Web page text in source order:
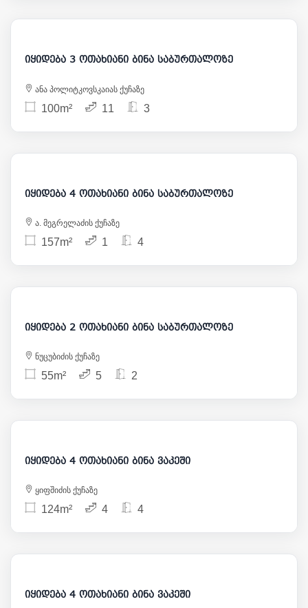
150 000
იყიდება 3 ოთახიანი ბინა საბურთალოზე
ანა პოლიტკოვსკაიას ქუჩაზე
100m² 11 3
220 000
იყიდება 4 ოთახიანი ბინა საბურთალოზე
ა. მეგრელაძის ქუჩაზე
157m² 1 4
99 000
იყიდება 2 ოთახიანი ბინა საბურთალოზე
ნუცუბიძის ქუჩაზე
55m² 5 2
273 000
იყიდება 4 ოთახიანი ბინა ვაკეში
ყიფშიძის ქუჩაზე
124m² 4 4
270 000
იყიდება 4 ოთახიანი ბინა ვაკეში